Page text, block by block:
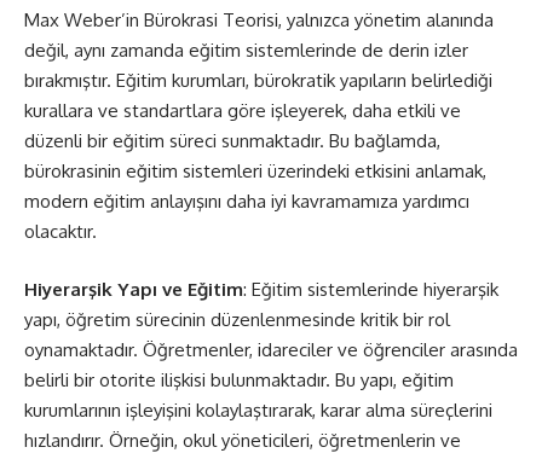
Max Weber’in Bürokrasi Teorisi, yalnızca yönetim alanında
değil, aynı zamanda eğitim sistemlerinde de derin izler
bırakmıştır. Eğitim kurumları, bürokratik yapıların belirlediği
kurallara ve standartlara göre işleyerek, daha etkili ve
düzenli bir eğitim süreci sunmaktadır. Bu bağlamda,
bürokrasinin eğitim sistemleri üzerindeki etkisini anlamak,
modern eğitim anlayışını daha iyi kavramamıza yardımcı
olacaktır.
Hiyerarşik Yapı ve Eğitim: Eğitim sistemlerinde hiyerarşik
yapı, öğretim sürecinin düzenlenmesinde kritik bir rol
oynamaktadır. Öğretmenler, idareciler ve öğrenciler arasında
belirli bir otorite ilişkisi bulunmaktadır. Bu yapı, eğitim
kurumlarının işleyişini kolaylaştırarak, karar alma süreçlerini
hızlandırır. Örneğin, okul yöneticileri, öğretmenlerin ve